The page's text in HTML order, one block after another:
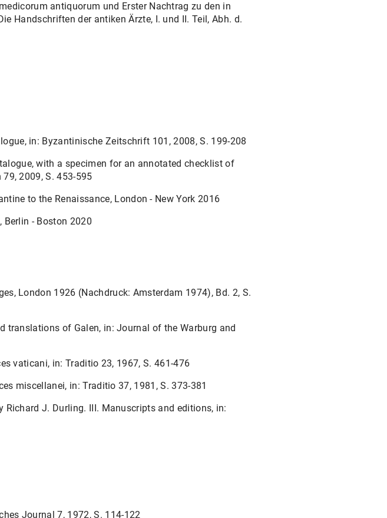
antiquorum und Erster Nachtrag zu den in
Handschriften der antiken Ärzte, I. und II. Teil, Abh. d.
in: Byzantinische Zeitschrift 101, 2008, S. 199-208
with a specimen for an annotated checklist of
2009, S. 453-595
to the Renaissance, London - New York 2016
Berlin - Boston 2020
London 1926 (Nachdruck: Amsterdam 1974), Bd. 2, S.
translations of Galen, in: Journal of the Warburg and
vaticani, in: Traditio 23, 1967, S. 461-476
miscellanei, in: Traditio 37, 1981, S. 373-381
Richard J. Durling. III. Manuscripts and editions, in:
Journal 7, 1972, S. 114-122